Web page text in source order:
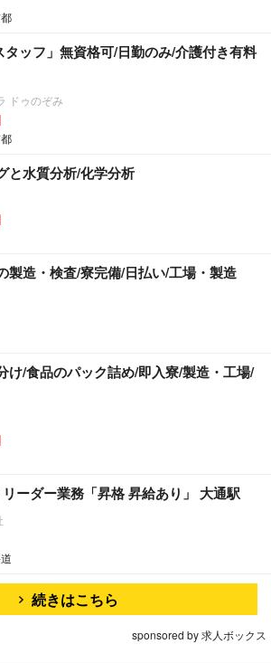
タッフ」無資格可/日勤のみ/介護付き有料
ドゥのぞみ
と水質分析/化学分析
製造・検査/寮完備/日払い/工場・製造
け/食品のパック詰め/即入寮/製造・工場/
ーダー業務「昇格 昇給あり」 大通駅
続きはこちら
sponsored by 求人ボックス